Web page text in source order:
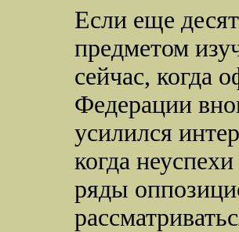
Если еще
предметом
сейчас, когда
Федерации
усилился
когда
ряды